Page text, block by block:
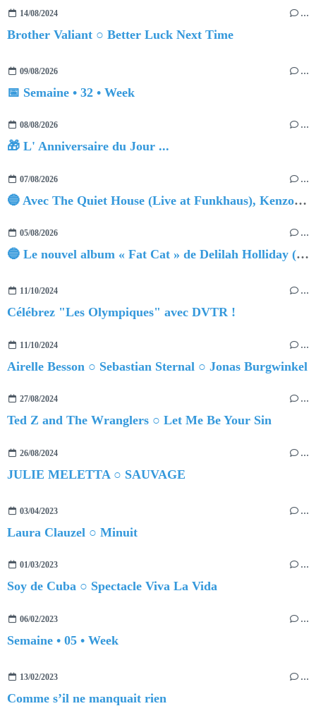
14/08/2024 …
Brother Valiant ○ Better Luck Next Time
09/08/2026 …
📅 Semaine • 32 • Week
08/08/2026 …
🎁 L' Anniversaire du Jour ...
07/08/2026 …
🔵 Avec The Quiet House (Live at Funkhaus), Kenzo Zurzolo livre une performance aussi intense qu'envoûtante.
05/08/2026 …
🔵 Le nouvel album « Fat Cat » de Delilah Holliday (sortie le 30 Octobre 2026)
11/10/2024 …
Célébrez "Les Olympiques" avec DVTR !
11/10/2024 …
Airelle Besson ○ Sebastian Sternal ○ Jonas Burgwinkel
27/08/2024 …
Ted Z and The Wranglers ○ Let Me Be Your Sin
26/08/2024 …
JULIE MELETTA ○ SAUVAGE
03/04/2023 …
Laura Clauzel ○ Minuit
01/03/2023 …
Soy de Cuba ○ Spectacle Viva La Vida
06/02/2023 …
Semaine • 05 • Week
13/02/2023 …
Comme s’il ne manquait rien